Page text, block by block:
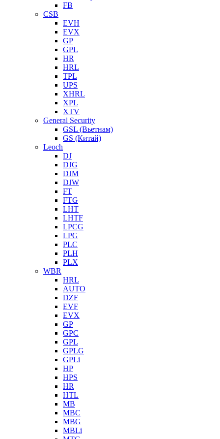
FB
CSB
EVH
EVX
GP
GPL
HR
HRL
TPL
UPS
XHRL
XPL
XTV
General Security
GSL (Вьетнам)
GS (Китай)
Leoch
DJ
DJG
DJM
DJW
FT
FTG
LHT
LHTF
LPCG
LPG
PLC
PLH
PLX
WBR
HRL
AUTO
DZF
EVF
EVX
GP
GPC
GPL
GPLG
GPLi
HP
HPS
HR
HTL
MB
MBC
MBG
MBLi